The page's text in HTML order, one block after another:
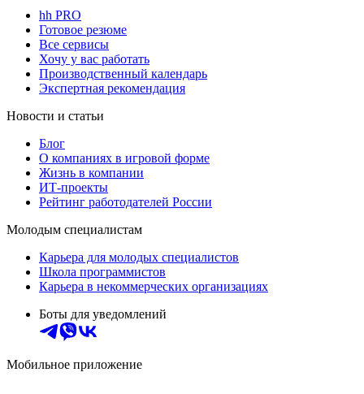
hh PRO
Готовое резюме
Все сервисы
Хочу у вас работать
Производственный календарь
Экспертная рекомендация
Новости и статьи
Блог
О компаниях в игровой форме
Жизнь в компании
ИТ-проекты
Рейтинг работодателей России
Молодым специалистам
Карьера для молодых специалистов
Школа программистов
Карьера в некоммерческих организациях
Боты для уведомлений
Мобильное приложение